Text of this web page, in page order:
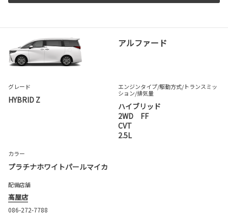
アルファード
グレード
HYBRID Z
エンジンタイプ/駆動方式/トランスミッ
ション/排気量
ハイブリッド
2WD FF
CVT
2.5L
カラー
プラチナホワイトパールマイカ
配備店舗
高屋店
086-272-7788